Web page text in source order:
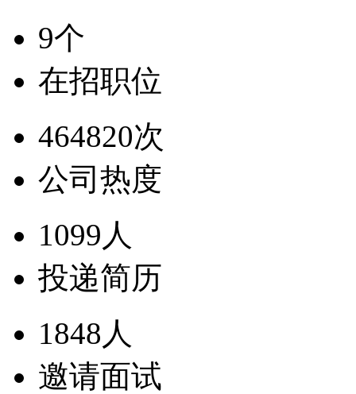
9个
在招职位
464820次
公司热度
1099人
投递简历
1848人
邀请面试